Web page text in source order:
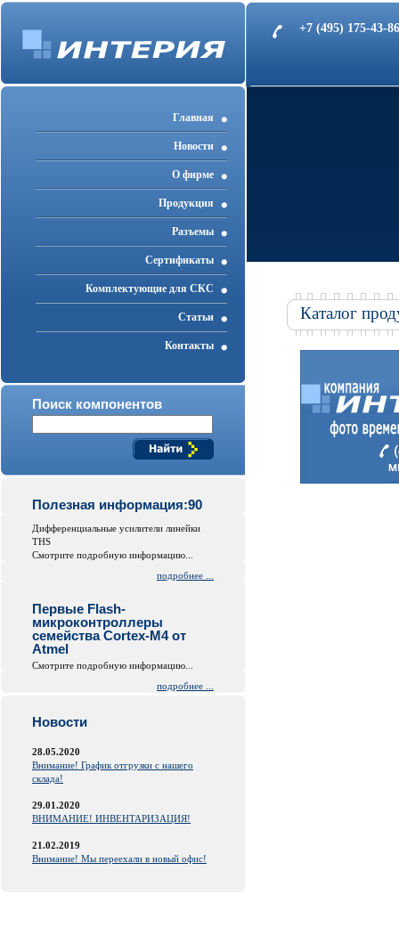
+7 (495) 175-43-
Главная
Новости
О фирме
Продукция
Разъемы
Cертификаты
Комплектующие для СКС
Статьи
Контакты
Поиск компонентов
Полезная информация:90
Дифференциальные усилители линейки
THS
Смотрите подробную информацию...
подробнее ...
Первые Flash-
микроконтроллеры
семейства Cortex-M4 от
Atmel
Смотрите подробную информацию...
подробнее ...
Новости
28.05.2020
Внимание! График отгрузки с нашего
склада!
29.01.2020
ВНИМАНИЕ! ИНВЕНТАРИЗАЦИЯ!
21.02.2019
Внимание! Мы переехали в новый офис!
Каталог